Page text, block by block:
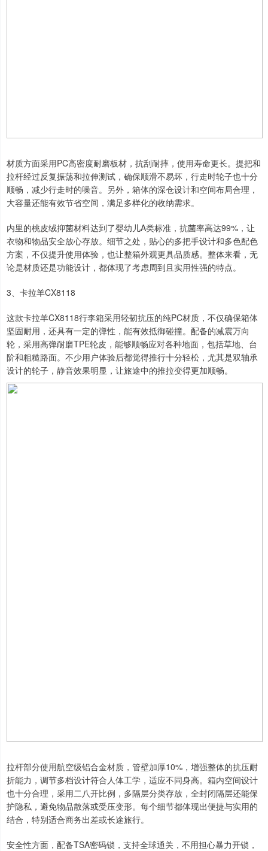
材质方面采用PC高密度耐磨板材，抗刮耐摔，使用寿命更长。提把和
拉杆经过反复振荡和拉伸测试，确保顺滑不易坏，行走时轮子也十分
顺畅，减少行走时的噪音。另外，箱体的深仓设计和空间布局合理，
大容量还能有效节省空间，满足多样化的收纳需求。
内里的桃皮绒抑菌材料达到了婴幼儿A类标准，抗菌率高达99%，让
衣物和物品安全放心存放。细节之处，贴心的多把手设计和多色配色
方案，不仅提升使用体验，也让整箱外观更具品质感。整体来看，无
论是材质还是功能设计，都体现了考虑周到且实用性强的特点。
3、卡拉羊CX8118
这款卡拉羊CX8118行李箱采用轻韧抗压的纯PC材质，不仅确保箱体
坚固耐用，还具有一定的弹性，能有效抵御碰撞。配备的减震万向
轮，采用高弹耐磨TPE轮皮，能够顺畅应对各种地面，包括草地、台
阶和粗糙路面。不少用户体验后都觉得推行十分轻松，尤其是双轴承
设计的轮子，静音效果明显，让旅途中的推拉变得更加顺畅。
拉杆部分使用航空级铝合金材质，管壁加厚10%，增强整体的抗压耐
折能力，调节多档设计符合人体工学，适应不同身高。箱内空间设计
也十分合理，采用二八开比例，多隔层分类存放，全封闭隔层还能保
护隐私，避免物品散落或受压变形。每个细节都体现出便捷与实用的
结合，特别适合商务出差或长途旅行。
安全性方面，配备TSA密码锁，支持全球通关，不用担心暴力开锁，